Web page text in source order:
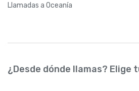
Llamadas a Oceanía
¿Desde dónde llamas? Elige